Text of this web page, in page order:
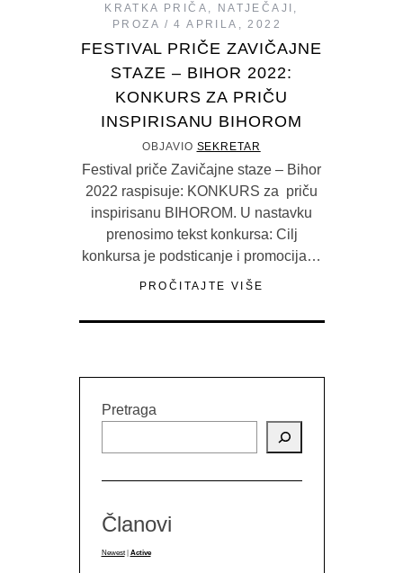
KRATKA PRIČA , NATJEČAJI ,
PROZA
4 APRILA, 2022
FESTIVAL PRIČE ZAVIČAJNE
STAZE – BIHOR 2022:
KONKURS ZA PRIČU
INSPIRISANU BIHOROM
OBJAVIO SEKRETAR
Festival priče Zavičajne staze – Bihor
2022 raspisuje: KONKURS za priču
inspirisanu BIHOROM. U nastavku
prenosimo tekst konkursa: Cilj
konkursa je podsticanje i promocija…
PROČITAJTE VIŠE
Pretraga
Članovi
Newest Active